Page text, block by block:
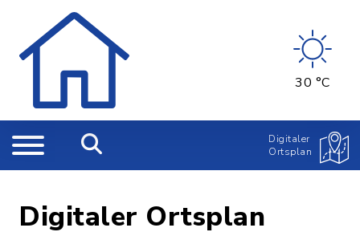
30 °C
Digitaler
Ortsplan
Digitaler Ortsplan